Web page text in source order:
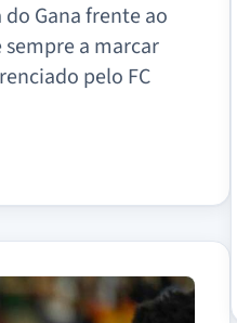
Gana frente ao
a marcar
pelo FC